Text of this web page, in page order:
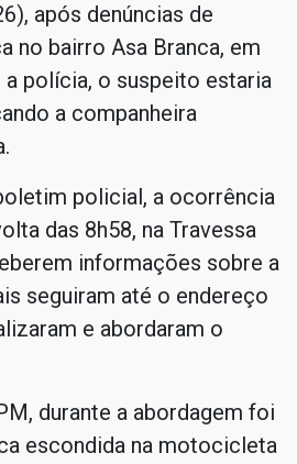
após denúncias de
no bairro Asa Branca, em
a polícia, o suspeito estaria
a companheira
policial, a ocorrência
das 8h58, na Travessa
informações sobre a
seguiram até o endereço
e abordaram o
durante a abordagem foi
escondida na motocicleta